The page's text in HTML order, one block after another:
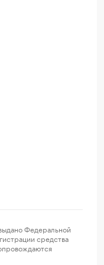
Федеральной
средства